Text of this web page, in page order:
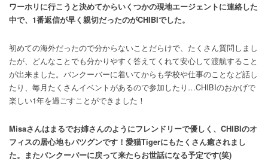
ワーホリに行こうと決めてからいくつかの現地エージェントに連絡した
中で、1番返信が早く親切だったのがCHIBIでした。
初めての海外だったので分からないことだらけで、たくさん質問しまし
たが、どんなことでも分かりやすく答えてくれて安心して渡航すること
が出来ました。バンクーバーに着いてからも学校や仕事のことなど話し
たり、毎月たくさんイベントがあるので参加したり…CHIBIのおかげで
楽しい1年を過ごすことができました！
Misaさんはまるでお姉さんのようにフレンドリーで優しく、CHIBIのオ
フィスの居心地もバツグンです！愛猫Tigerにもたくさん癒されまし
た。またバンクーバーに戻って来たらお世話になる予定です(笑)